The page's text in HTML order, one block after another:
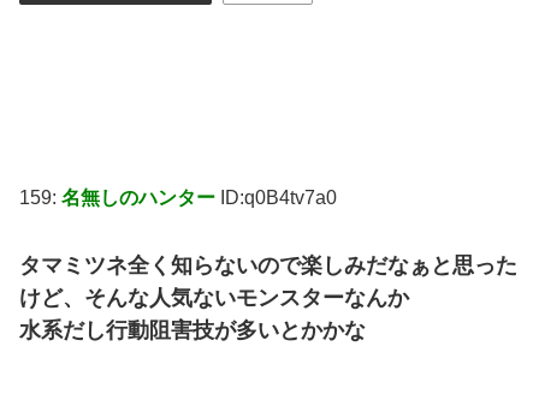
159: 名無しのハンター ID:q0B4tv7a0
タマミツネ全く知らないので楽しみだなぁと思った
けど、そんな人気ないモンスターなんか
水系だし行動阻害技が多いとかかな